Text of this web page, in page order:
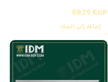
69.75 EGP
إضافة إلى السلة